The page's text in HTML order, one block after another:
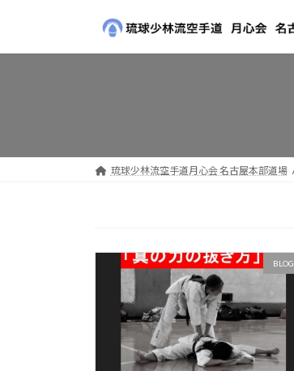
琉球少林流空手道月心会 名古屋本部道場
BLOG